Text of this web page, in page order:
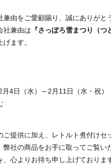
由をご愛顧賜り、誠にありがと
社兼由は 『さっぽろ雪まつり（つ
ます。
月4日（水）～2月11日（水・祝）
ご提供に加え、レトルト煮付けセ
弊社の商品をお手に取ってご覧い
、心よりお待ち申し上げておりま